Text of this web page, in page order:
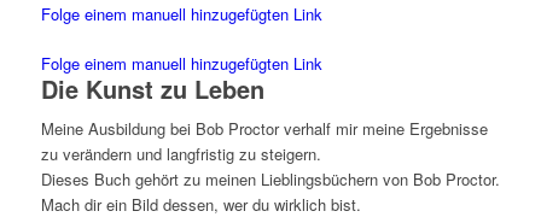
Folge einem manuell hinzugefügten Link
Folge einem manuell hinzugefügten Link
Die Kunst zu Leben
Meine Ausbildung bei Bob Proctor verhalf mir meine Ergebnisse
zu verändern und langfristig zu steigern.
Dieses Buch gehört zu meinen Lieblingsbüchern von Bob Proctor.
Mach dir ein Bild dessen, wer du wirklich bist.